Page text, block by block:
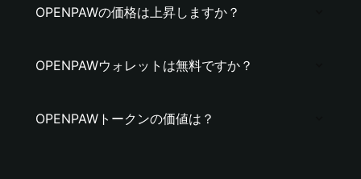
OPENPAWの価格は上昇しますか？
OPENPAWウォレットは無料ですか？
OPENPAWトークンの価値は？